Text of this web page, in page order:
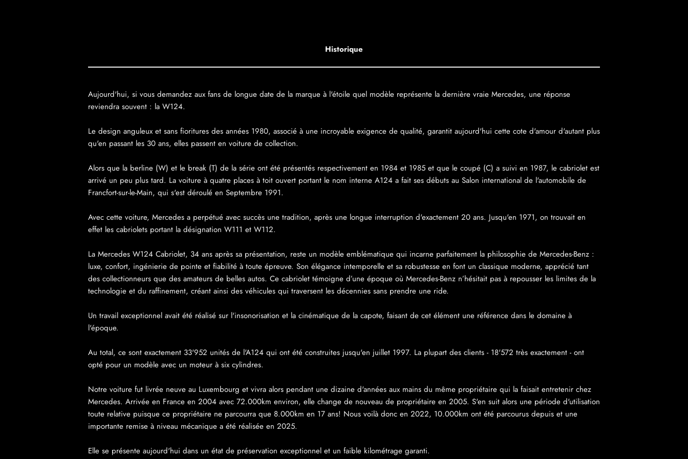
Historique
Aujourd'hui, si vous demandez aux fans de longue date de la marque à l'étoile quel modèle représente la dernière vraie Mercedes, une réponse
reviendra souvent : la W124.
Le design anguleux et sans fioritures des années 1980, associé à une incroyable exigence de qualité, garantit aujourd'hui cette cote d'amour d'autant plus
qu'en passant les 30 ans, elles passent en voiture de collection.
Alors que la berline (W) et le break (T) de la série ont été présentés respectivement en 1984 et 1985 et que le coupé (C) a suivi en 1987, le cabriolet est
arrivé un peu plus tard. La voiture à quatre places à toit ouvert portant le nom interne A124 a fait ses débuts au Salon international de l'automobile de
Francfort-sur-le-Main, qui s'est déroulé en Septembre 1991.
Avec cette voiture, Mercedes a perpétué avec succès une tradition, après une longue interruption d'exactement 20 ans. Jusqu'en 1971, on trouvait en
effet les cabriolets portant la désignation W111 et W112.
La Mercedes W124 Cabriolet, 34 ans après sa présentation, reste un modèle emblématique qui incarne parfaitement la philosophie de Mercedes-Benz :
luxe, confort, ingénierie de pointe et fiabilité à toute épreuve. Son élégance intemporelle et sa robustesse en font un classique moderne, apprécié tant
des collectionneurs que des amateurs de belles autos. Ce cabriolet témoigne d’une époque où Mercedes-Benz n’hésitait pas à repousser les limites de la
technologie et du raffinement, créant ainsi des véhicules qui traversent les décennies sans prendre une ride.
Un travail exceptionnel avait été réalisé sur l'insonorisation et la cinématique de la capote, faisant de cet élément une référence dans le domaine à
l'époque.
Au total, ce sont exactement 33'952 unités de l'A124 qui ont été construites jusqu'en juillet 1997. La plupart des clients - 18'572 très exactement - ont
opté pour un modèle avec un moteur à six cylindres.
Notre voiture fut livrée neuve au Luxembourg et vivra alors pendant une dizaine d'années aux mains du même propriétaire qui la faisait entretenir chez
Mercedes. Arrivée en France en 2004 avec 72.000km environ, elle change de nouveau de propriétaire en 2005. S'en suit alors une période d'utilisation
toute relative puisque ce propriétaire ne parcourra que 8.000km en 17 ans! Nous voilà donc en 2022, 10.000km ont été parcourus depuis et une
importante remise à niveau mécanique a été réalisée en 2025.
Elle se présente aujourd'hui dans un état de préservation exceptionnel et un faible kilométrage garanti.